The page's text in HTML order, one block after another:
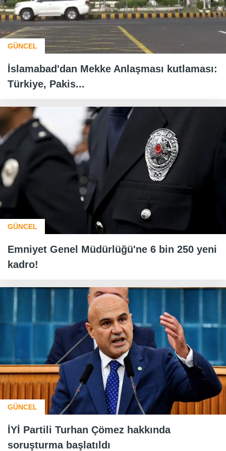
GÜNCEL
İslamabad'dan Mekke Anlaşması kutlaması:
Türkiye, Pakis...
GÜNCEL
Emniyet Genel Müdürlüğü'ne 6 bin 250 yeni
kadro!
GÜNCEL
İYİ Partili Turhan Çömez hakkında
soruşturma başlatıldı